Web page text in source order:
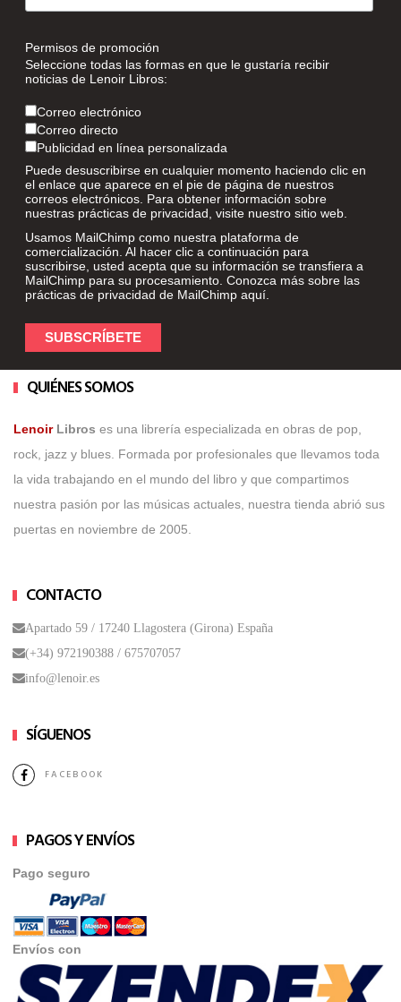
Permisos de promoción
Seleccione todas las formas en que le gustaría recibir
noticias de Lenoir Libros:
Correo electrónico
Correo directo
Publicidad en línea personalizada
Puede desuscribirse en cualquier momento haciendo clic en
el enlace que aparece en el pie de página de nuestros
correos electrónicos. Para obtener información sobre
nuestras prácticas de privacidad, visite nuestro sitio web.
Usamos MailChimp como nuestra plataforma de
comercialización. Al hacer clic a continuación para
suscribirse, usted acepta que su información se transfiera a
MailChimp para su procesamiento. Conozca más sobre las
prácticas de privacidad de MailChimp aquí.
QUIÉNES SOMOS
Lenoir Libros es una librería especializada en obras de pop,
rock, jazz y blues. Formada por profesionales que llevamos toda
la vida trabajando en el mundo del libro y que compartimos
nuestra pasión por las músicas actuales, nuestra tienda abrió sus
puertas en noviembre de 2005.
CONTACTO
Apartado 59 / 17240 Llagostera (Girona) España
(+34) 972190388 / 675707057
info@lenoir.es
SÍGUENOS
FACEBOOK
PAGOS Y ENVÍOS
Pago seguro
Envíos con